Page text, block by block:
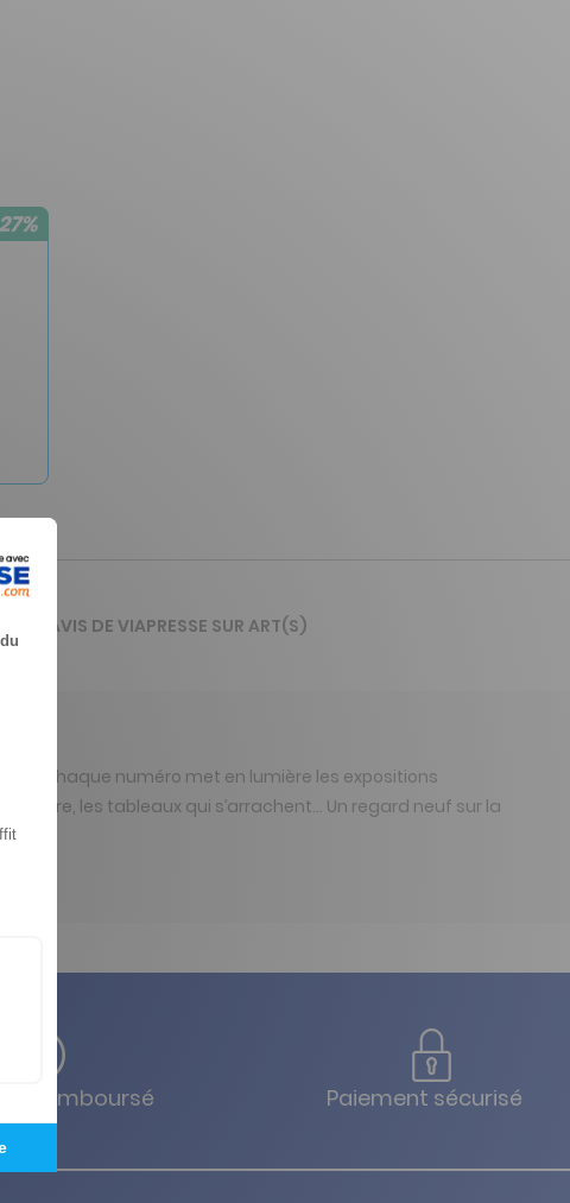
Chaque numéro met en lumière les expositions
suivre, les tableaux qui s’arrachent... Un regard neuf sur la
L'AVIS DE VIAPRESSE SUR ART(S)
ou remboursé Paiement sécurisé